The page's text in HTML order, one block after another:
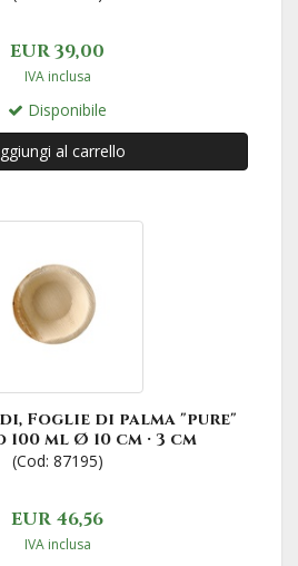
EUR 39,00
IVA inclusa
Disponibile
al carrello
Foglie di palma "pure"
ml Ø 10 cm · 3 cm
(Cod: 87195)
EUR 46,56
IVA inclusa